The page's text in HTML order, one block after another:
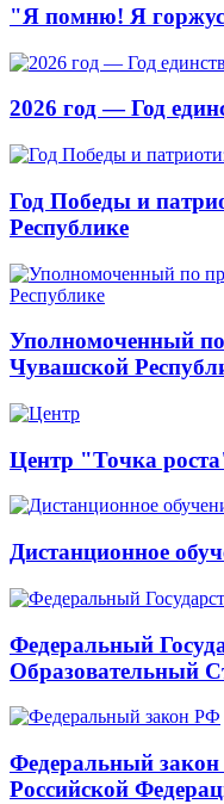
"Я помню! Я
2026 год — Год
Год Победы и
Республике
Уполномоченный
Чувашской
Центр "Точка
Дистанционное
Федеральный
Образовательный
Федеральный
Российской